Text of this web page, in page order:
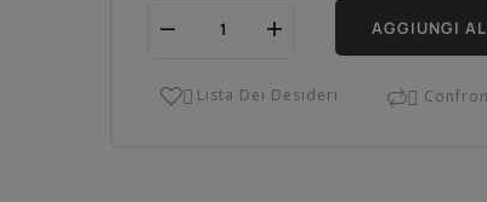
AGGIUNGI
 Lista Dei Desideri 